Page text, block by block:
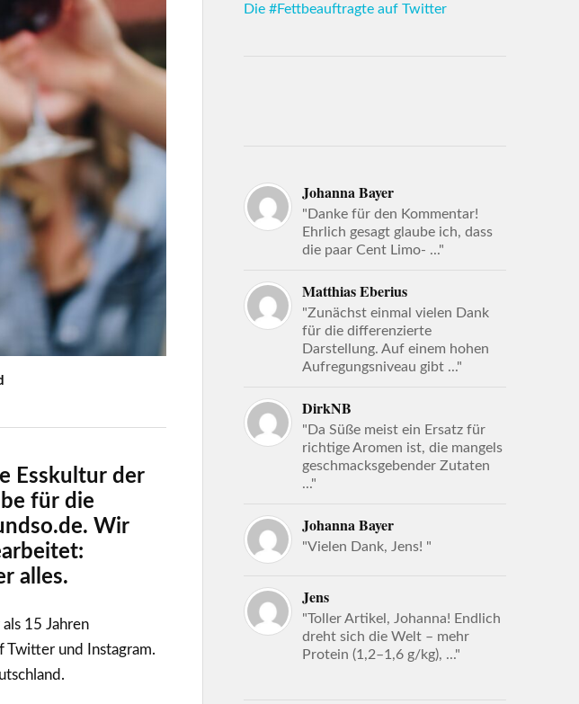
Esskultur der
für die
Wir
alles.
15 Jahren
Twitter und Instagram.
Die #Fettbeauftragte auf Twitter
Johanna Bayer
"Danke für den Kommentar!
Ehrlich gesagt glaube ich, dass
die paar Cent Limo- ..."
Matthias Eberius
"Zunächst einmal vielen Dank
für die differenzierte
Darstellung. Auf einem hohen
Aufregungsniveau gibt ..."
DirkNB
"Da Süße meist ein Ersatz für
richtige Aromen ist, die mangels
geschmacksgebender Zutaten
..."
Johanna Bayer
"Vielen Dank, Jens! "
Jens
"Toller Artikel, Johanna! Endlich
dreht sich die Welt – mehr
Protein (1,2–1,6 g/kg), ..."